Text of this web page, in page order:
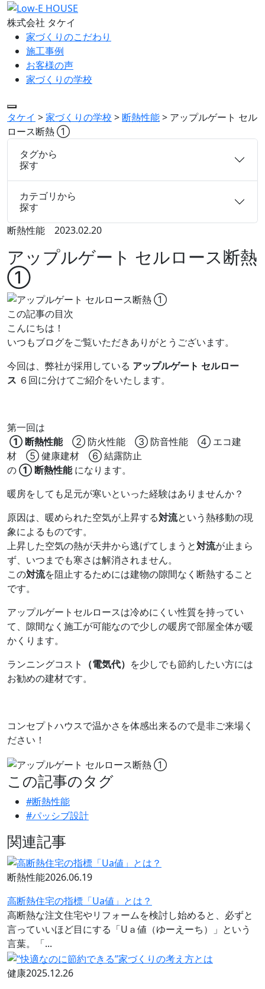
株式会社 タケイ
家づくりのこだわり
施工事例
お客様の声
家づくりの学校
タケイ >家づくりの学校 >断熱性能> アップルゲート セル
ロース断熱 ①
タグから
探す
カテゴリから
探す
断熱性能
2023.02.20
アップルゲート セルロース断熱
①
この記事の目次
こんにちは！
いつもブログをご覧いただきありがとうございます。
今回は、弊社が採用している アップルゲート セルロー
ス ６回に分けてご紹介をいたします。
第一回は
① 断熱性能② 防火性能 ③ 防音性能 ④ エコ建
材 ⑤ 健康建材 ⑥ 結露防止
の① 断熱性能になります。
暖房をしても足元が寒いといった経験はありませんか？
原因は、暖められた空気が上昇する対流という熱移動の現
象によるものです。
上昇した空気の熱が天井から逃げてしまうと対流が止まら
ず、いつまでも寒さは解消されません。
この対流を阻止するためには建物の隙間なく断熱すること
です。
アップルゲートセルロースは冷めにくい性質を持ってい
て、隙間なく施工が可能なので少しの暖房で部屋全体が暖
かくります。
ランニングコスト
（電気代） を少しでも節約したい方には
お勧めの建材です。
コンセプトハウスで温かさを体感出来るので是非ご来場く
ださい！
この記事のタグ
#断熱性能
#パッシブ設計
関連記事
断熱性能2026.06.19
高断熱住宅の指標「Ua値」とは？
高断熱な注文住宅やリフォームを検討し始めると、必ずと
言っていいほど目にする「Uａ値（ゆーえーち）」という
言葉。「...
健康2025.12.26